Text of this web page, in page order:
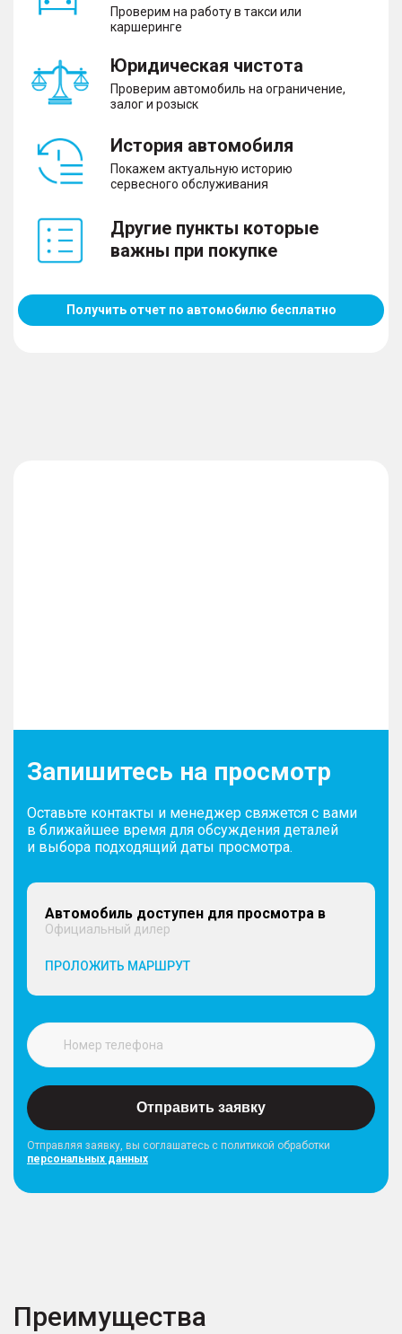
Проверим на работу в такси или
каршеринге
Юридическая чистота
Проверим автомобиль на ограничение,
залог и розыск
История автомобиля
Покажем актуальную историю
сервесного обслуживания
Другие пункты которые
важны при покупке
Получить отчет по автомобилю бесплатно
Запишитесь на просмотр
Оставьте контакты и менеджер свяжется с вами
в ближайшее время для обсуждения деталей
и выбора подходящий даты просмотра.
Автомобиль доступен для просмотра в
Официальный дилер
ПРОЛОЖИТЬ МАРШРУТ
Отправить заявку
Отправляя заявку, вы соглашатесь с политикой обработки
персональных данных
Преимущества